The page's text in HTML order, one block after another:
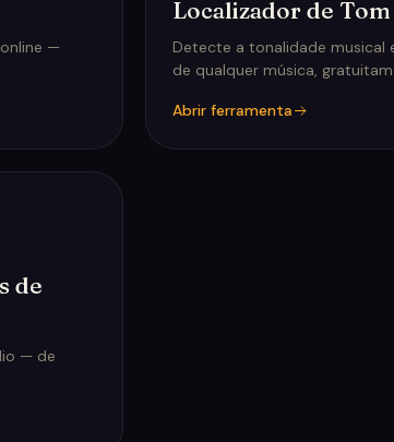
—
Localizador de
Detecte a tonalidade musical
de qualquer música,
Abrir ferramenta
de
— de